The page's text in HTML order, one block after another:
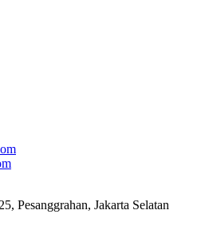
Pesanggrahan, Jakarta Selatan